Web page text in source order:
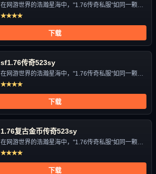
在网游世界的浩瀚星海中，"1.76传奇私服"如同一颗独
特的星辰，...
★★★★
下载
sf1.76传奇523sy
在网游世界的浩瀚星海中，"1.76传奇私服"如同一颗独
特的星辰，...
★★★★
下载
1.76复古金币传奇523sy
在网游世界的浩瀚星海中，"1.76传奇私服"如同一颗独
特的星辰，...
★★★★
下载